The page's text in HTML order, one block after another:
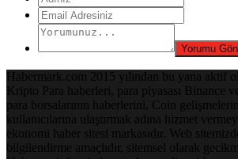
Habermark.com 2015 yılından bu yana aktif
Kripto Para haberleri, para piyasası Binance
para borsalarının haberlerini, Coin
kullanıcılarına ulaştırmak adına hizmet
ekonomi haber sitesi markasıdır. Web
bilgilendirme amaçlıdır, sitemsel olarak